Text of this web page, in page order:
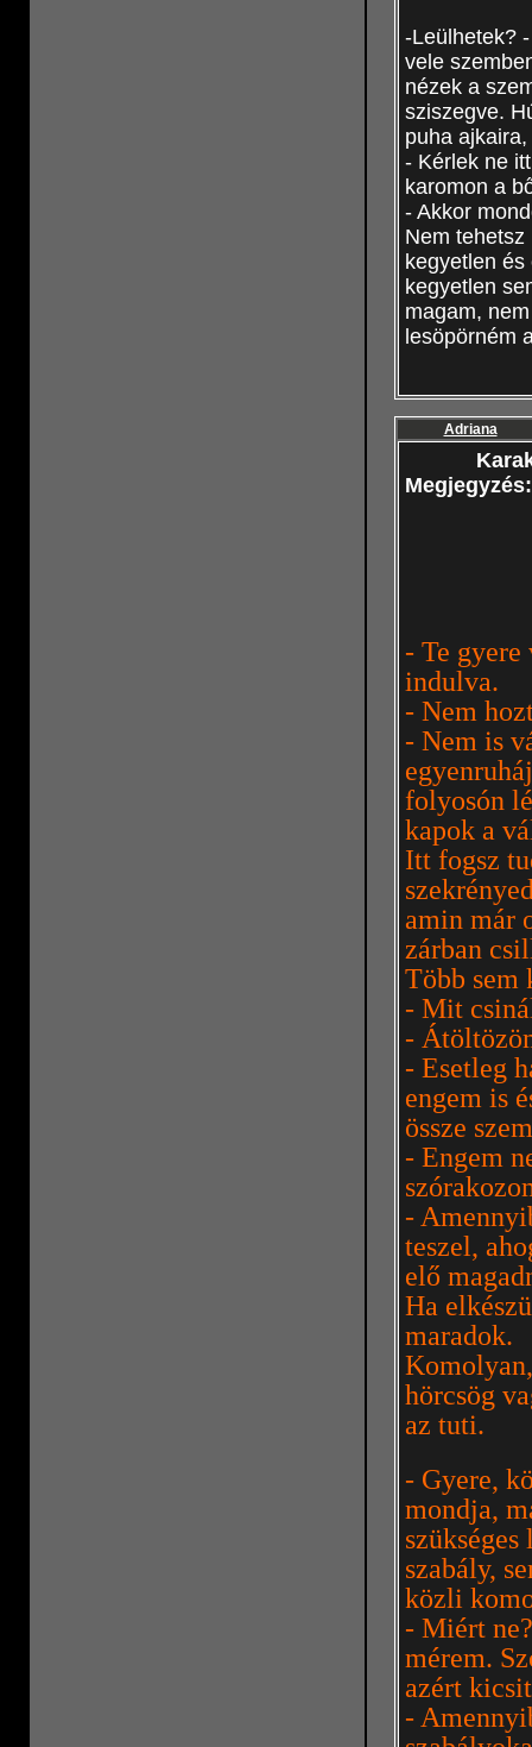
-Leülhetek?
vele
nézek a
sziszegve.
puha
- Kérlek ne
karomon a
- Akkor
Nem
kegyetlen
kegyetlen
magam,
lesöpörném
Adriana
- Te
indulva.
- Nem
- Nem is
folyosón
kapok a
Itt fogsz
amin már
zárban
Több sem
- Mit
-
- Esetleg
engem is
össze
- Engem
-
teszel,
elő
Ha
maradok.
hörcsög
az tuti.
- Gyere,
mondja,
szabály,
közli
- Miért
mérem.
azért
-